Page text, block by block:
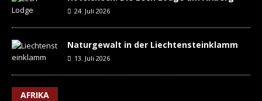
24. Juli 2026
Naturgewalt in der Liechtensteinklamm
13. Juli 2026
AFRIKA